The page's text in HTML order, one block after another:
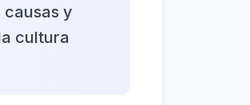
causas y
cultura